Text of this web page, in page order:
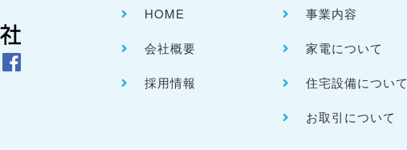
HOME
会社概要
採用情報
事業内容
家電について
住宅設備について
お取引について